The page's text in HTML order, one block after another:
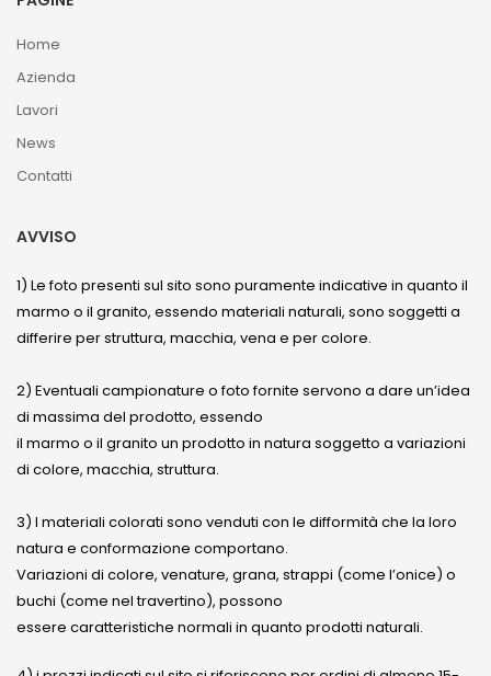
Home
Azienda
Lavori
News
Contatti
AVVISO
1) Le foto presenti sul sito sono puramente indicative in quanto il
marmo o il granito, essendo materiali naturali, sono soggetti a
differire per struttura, macchia, vena e per colore.
2) Eventuali campionature o foto fornite servono a dare un’idea
di massima del prodotto, essendo
il marmo o il granito un prodotto in natura soggetto a variazioni
di colore, macchia, struttura.
3) I materiali colorati sono venduti con le difformità che la loro
natura e conformazione comportano.
Variazioni di colore, venature, grana, strappi (come l’onice) o
buchi (come nel travertino), possono
essere caratteristiche normali in quanto prodotti naturali.